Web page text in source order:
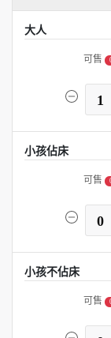
大人
可售
1
小孩佔床
可售
0
小孩不佔床
可售